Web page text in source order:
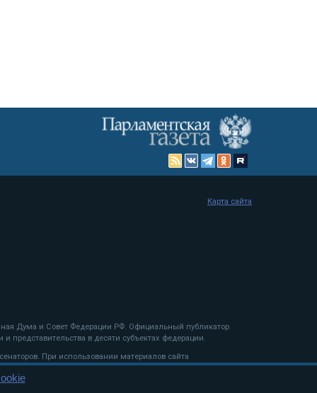
Дума и Совет Федерации РФ. Официальный публикатор
представительства в десяти субъектах федерации.
При использовании материалов сайта
Карта сайта